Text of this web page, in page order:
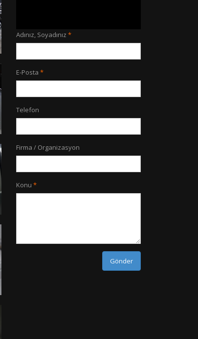
Adınız, Soyadınız
E-Posta
Telefon
Firma / Organizasyon
Konu
Gönder